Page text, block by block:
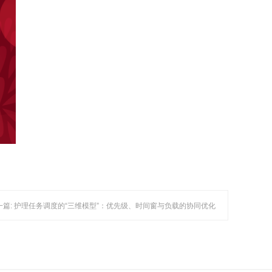
篇: 护理任务调度的“三维模型”：优先级、时间窗与负载的协同优化